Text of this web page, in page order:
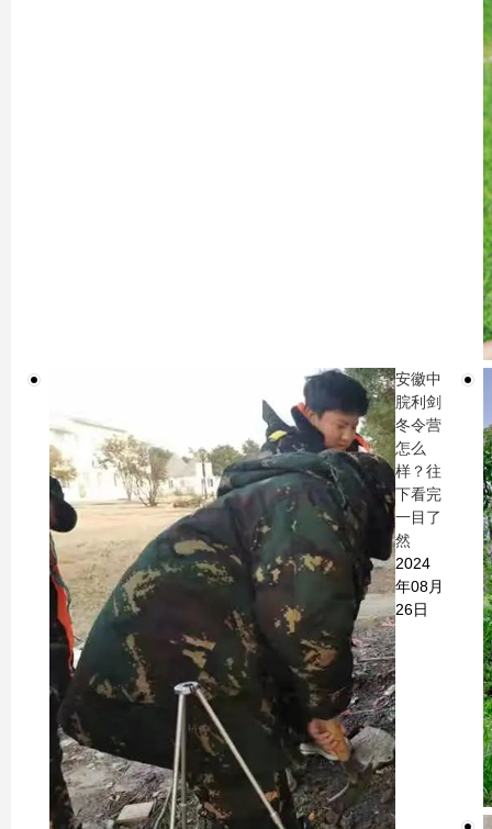
安徽中
脘利剑
冬令营
怎么
样？往
下看完
一目了
然
2024
年08月
26日